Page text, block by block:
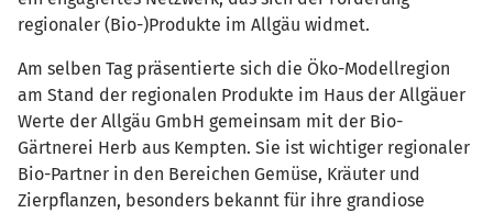
regionaler (Bio-)Produkte im Allgäu widmet.
Am selben Tag präsentierte sich die Öko-Modellregion
am Stand der regionalen Produkte im Haus der Allgäuer
Werte der Allgäu GmbH gemeinsam mit der Bio-
Gärtnerei Herb aus Kempten. Sie ist wichtiger regionaler
Bio-Partner in den Bereichen Gemüse, Kräuter und
Zierpflanzen, besonders bekannt für ihre grandiose